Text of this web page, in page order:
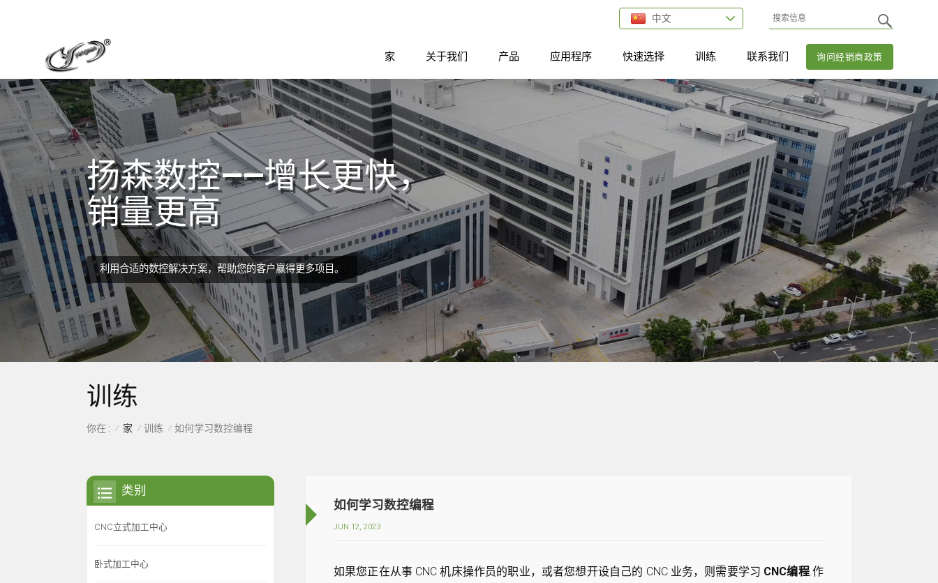
中文
询问经销商政策
家 关于我们 产品 应用程序 快速选择 训练 联系我们
扬森数控——增长更快，
销量更高
利用合适的数控解决方案，帮助您的客户赢得更多项目。
训练
你在 : / 家 / 训练 / 如何学习数控编程
如何学习数控编程
JUN 12, 2023
如果您正在从事 CNC 机床操作员的职业，或者您想开设自己的 CNC 业务，则需要学习 CNC编程.作
类别
CNC立式加工中心
卧式加工中心